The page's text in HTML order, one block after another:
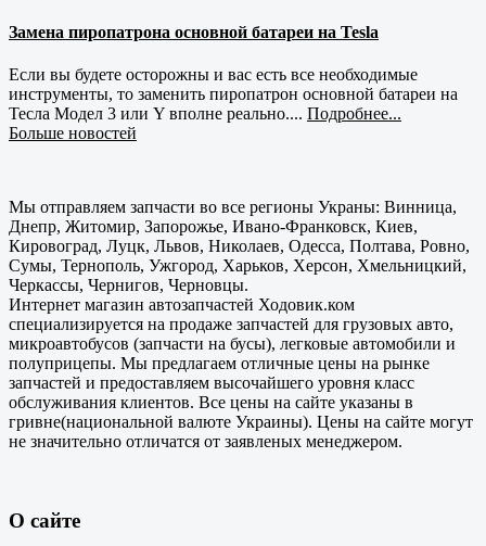
Замена пиропатрона основной батареи на Tesla
Если вы будете осторожны и вас есть все необходимые
инструменты, то заменить пиропатрон основной батареи на
Тесла Модел 3 или Y вполне реально.... Подробнее...
Больше новостей
Мы отправляем запчасти во все регионы Украны: Винница,
Днепр, Житомир, Запорожье, Ивано-Франковск, Киев,
Кировоград, Луцк, Львов, Николаев, Одесса, Полтава, Ровно,
Сумы, Тернополь, Ужгород, Харьков, Херсон, Хмельницкий,
Черкассы, Чернигов, Черновцы.
Интернет магазин автозапчастей Ходовик.ком
специализируется на продаже запчастей для грузовых авто,
микроавтобусов (запчасти на бусы), легковые автомобили и
полуприцепы. Мы предлагаем отличные цены на рынке
запчастей и предоставляем высочайшего уровня класс
обслуживания клиентов. Все цены на сайте указаны в
гривне(национальной валюте Украины). Цены на сайте могут
не значительно отличатся от заявленых менеджером.
О сайте